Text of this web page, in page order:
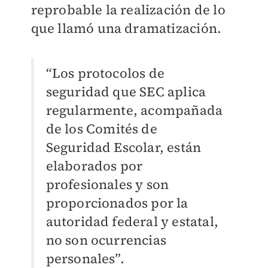
reprobable la realización de lo
que llamó una dramatización.
“Los protocolos de
seguridad que SEC aplica
regularmente, acompañada
de los Comités de
Seguridad Escolar, están
elaborados por
profesionales y son
proporcionados por la
autoridad federal y estatal,
no son ocurrencias
personales”.